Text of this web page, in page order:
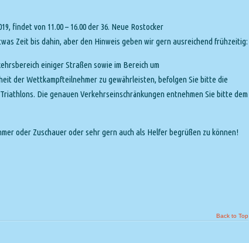
findet von 11.00 – 16.00 der 36. Neue Rostocker
Zeit bis dahin, aber den Hinweis geben wir gern ausreichend frühzeitig:
einiger Straßen sowie im Bereich um
der Wettkampfteilnehmer zu gewährleisten, befolgen Sie bitte die
Die genauen Verkehrseinschränkungen entnehmen Sie bitte dem
oder Zuschauer oder sehr gern auch als Helfer begrüßen zu können!
Back to Top